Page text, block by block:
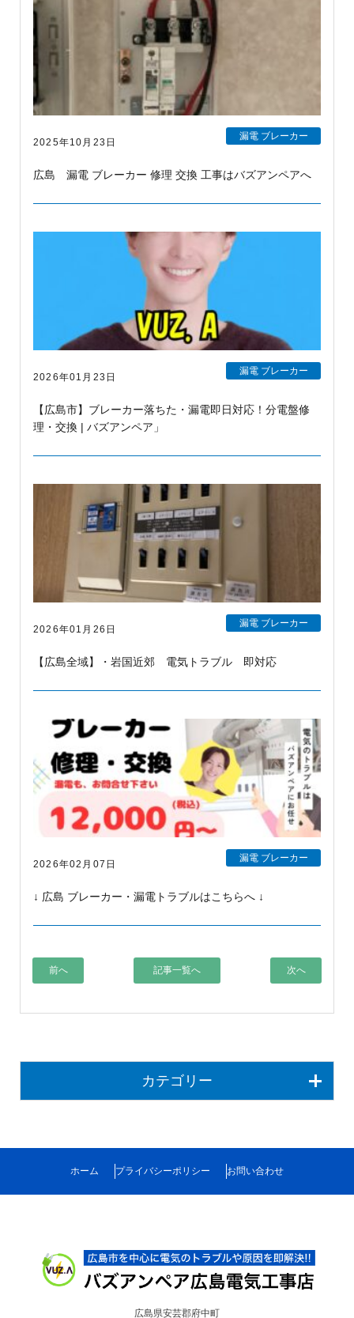
2025年10月23日
広島 漏電 ブレーカー 修理 交換 工事はバズアンペアへ
漏電 ブレーカー
2026年01月23日
【広島市】ブレーカー落ちた・漏電即日対応！分電盤修
理・交換 | バズアンペア」
漏電 ブレーカー
2026年01月26日
【広島全域】・岩国近郊 電気トラブル 即対応
漏電 ブレーカー
2026年02月07日
↓ 広島 ブレーカー・漏電トラブルはこちらへ ↓
漏電 ブレーカー
前へ 記事一覧へ 次へ
カテゴリー
ホーム プライバシーポリシー お問い合わせ
広島県安芸郡府中町